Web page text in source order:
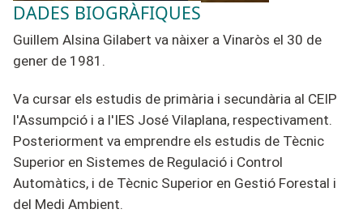
DADES BIOGRÀFIQUES
Guillem Alsina Gilabert va nàixer a Vinaròs el 30 de
gener de 1981.
Va cursar els estudis de primària i secundària al CEIP
l'Assumpció i a l'IES José Vilaplana, respectivament.
Posteriorment va emprendre els estudis de Tècnic
Superior en Sistemes de Regulació i Control
Automàtics, i de Tècnic Superior en Gestió Forestal i
del Medi Ambient.